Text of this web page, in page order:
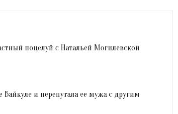
поцелуй с Натальей Могилевской
и перепутала ее мужа с другим